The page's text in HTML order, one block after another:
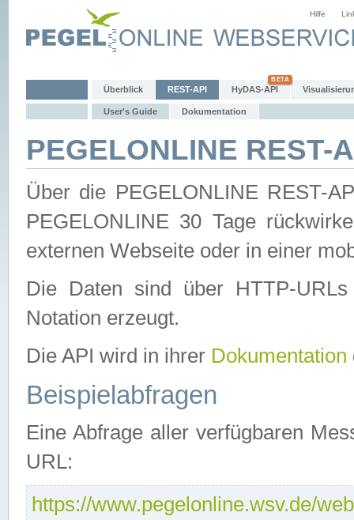
Hilfe
Überblick REST-API HyDAS-API
User's Guide Dokumentation
PEGELONLINE REST-
Über die PEGELONLINE REST-
PEGELONLINE 30 Tage
externen Webseite oder in einer
Die Daten sind über HTTP-
Notation erzeugt.
Die API wird in ihrer Dokumentation
Beispielabfragen
Eine Abfrage aller verfügbaren
URL:
https://www.pegelonline.wsv.de/